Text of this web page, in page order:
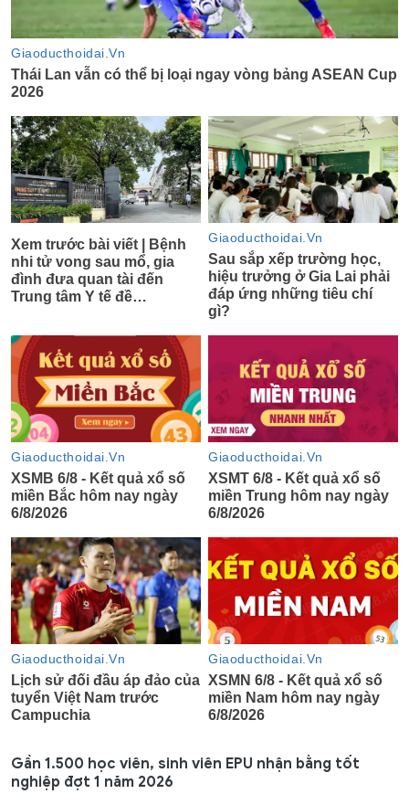
Gần 1.500 học viên, sinh viên EPU nhận bằng tốt
nghiệp đợt 1 năm 2026